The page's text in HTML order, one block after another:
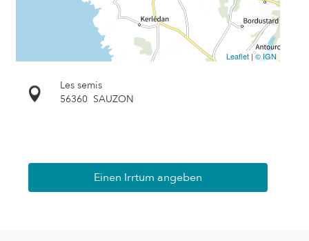
Leaflet |© IGN
Les semis
56360 SAUZON
Einen Irrtum angeben